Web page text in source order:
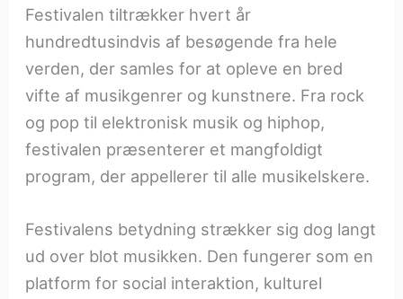
Festivalen tiltrækker hvert år
hundredtusindvis af besøgende fra hele
verden, der samles for at opleve en bred
vifte af musikgenrer og kunstnere. Fra rock
og pop til elektronisk musik og hiphop,
festivalen præsenterer et mangfoldigt
program, der appellerer til alle musikelskere.
Festivalens betydning strækker sig dog langt
ud over blot musikken. Den fungerer som en
platform for social interaktion, kulturel